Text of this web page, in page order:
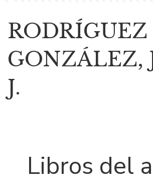
RODRÍGUEZ
GONZÁLEZ,
J.
Libros del